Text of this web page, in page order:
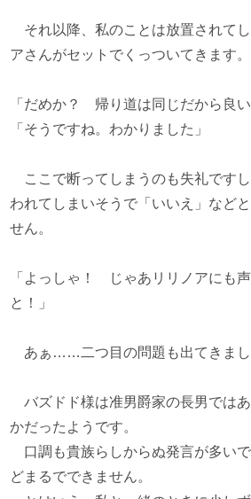
それ以降、私のことは放置されて
アさんがセットでくっついてきます。
「だめか？ 帰り道は同じだから良い
「そうですね。わかりました」
ここで断ってしまうのも失礼です
われてしまいそうで「いいえ」など
せん。
「よっしゃ！ じゃあリリノアにも
と！」
あぁ……二つ目の問題も出てきまし
バズドド様は准男爵家の長男では
かだったようです。
口調も貴族らしからぬ発言が多い
どまるでできません。